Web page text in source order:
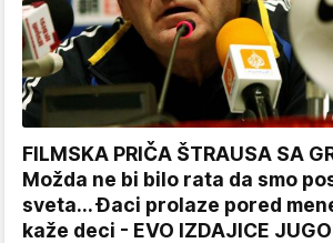
FILMSKA PRIČA ŠTRAUSA SA
Možda ne bi bilo rata da smo
sveta... Đaci prolaze pored
kaže deci - EVO IZDAJICE